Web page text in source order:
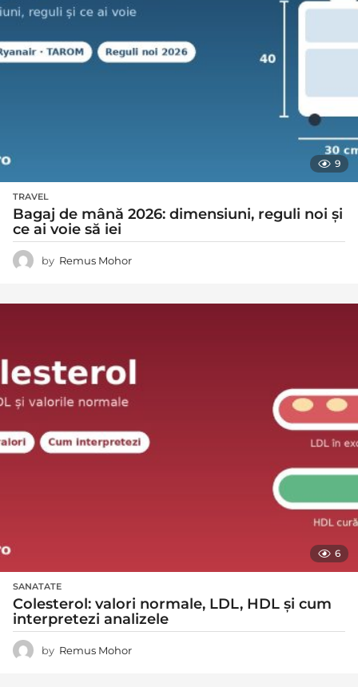
9
TRAVEL
Bagaj de mână 2026: dimensiuni, reguli noi și
ce ai voie să iei
by Remus Mohor
6
SANATATE
Colesterol: valori normale, LDL, HDL și cum
interpretezi analizele
by Remus Mohor